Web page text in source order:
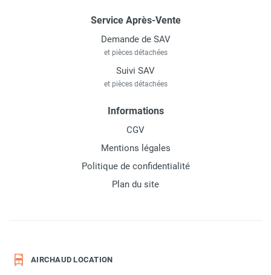
Service Après-Vente
Demande de SAV
et pièces détachées
Suivi SAV
et pièces détachées
Informations
CGV
Mentions légales
Politique de confidentialité
Plan du site
AIRCHAUD LOCATION